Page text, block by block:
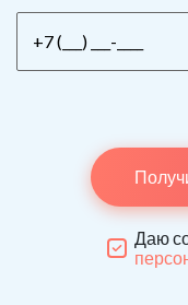
Даю